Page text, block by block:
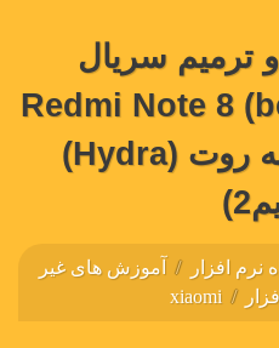
ترمیم سریال
شیائومی (begonia) Redmi Note 8
Pro بدون نیاز به روت (Hydra)
نرم افزار / آموزش های غیر
/
xiaomi